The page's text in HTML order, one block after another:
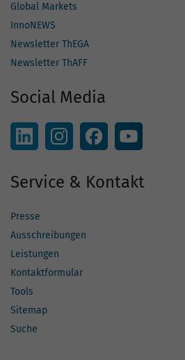
Global Markets
InnoNEWS
Newsletter ThEGA
Newsletter ThAFF
Social Media
Service & Kontakt
Presse
Ausschreibungen
Leistungen
Kontaktformular
Tools
Sitemap
Suche